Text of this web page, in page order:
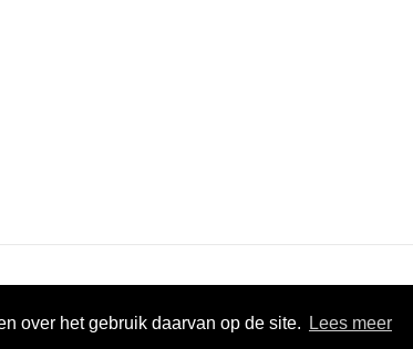
over het gebruik daarvan op de site. Lees meer